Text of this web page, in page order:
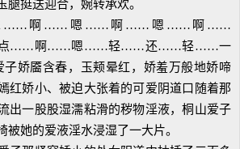
腿挺送迎合，婉转承欢。
啊……嗯……啊……嗯……啊……
……啊……嗯……轻……还……轻……一
娇靥含春，玉颊晕红，娇羞万般地娇啼
红娇小、被迫大张着的可爱阴道口随着那
出一股股湿濡粘滑的秽物淫液，桐山爱子
被她的爱液淫水浸湿了一大片。